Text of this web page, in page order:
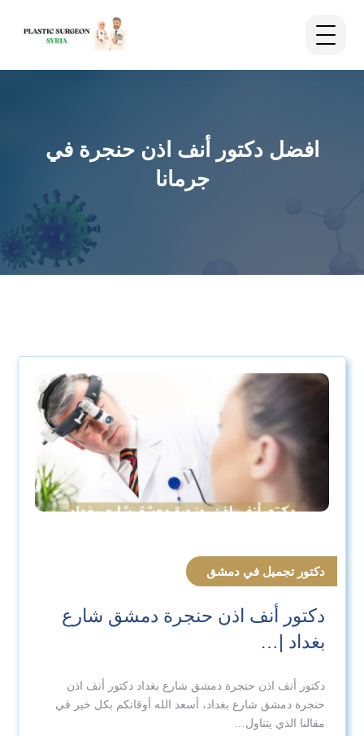
افضل دكتور أنف اذن حنجرة في
جرمانا
دكتور تجميل في دمشق
دكتور أنف اذن حنجرة دمشق شارع
بغداد |…
دكتور أنف اذن حنجرة دمشق شارع بغداد دكتور أنف اذن
حنجرة دمشق شارع بغداد، أسعد الله أوقاتكم بكل خير في
مقالنا الذي يتناول…